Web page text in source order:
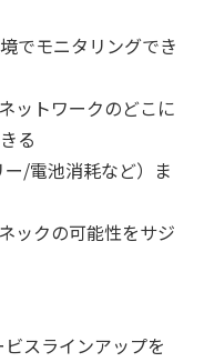
でモニタリングでき
ットワークのどこに
る
/電池消耗など）ま
ックの可能性をサジ
スラインアップを